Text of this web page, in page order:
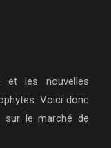
et les nouvelles
Voici donc
sur le marché de